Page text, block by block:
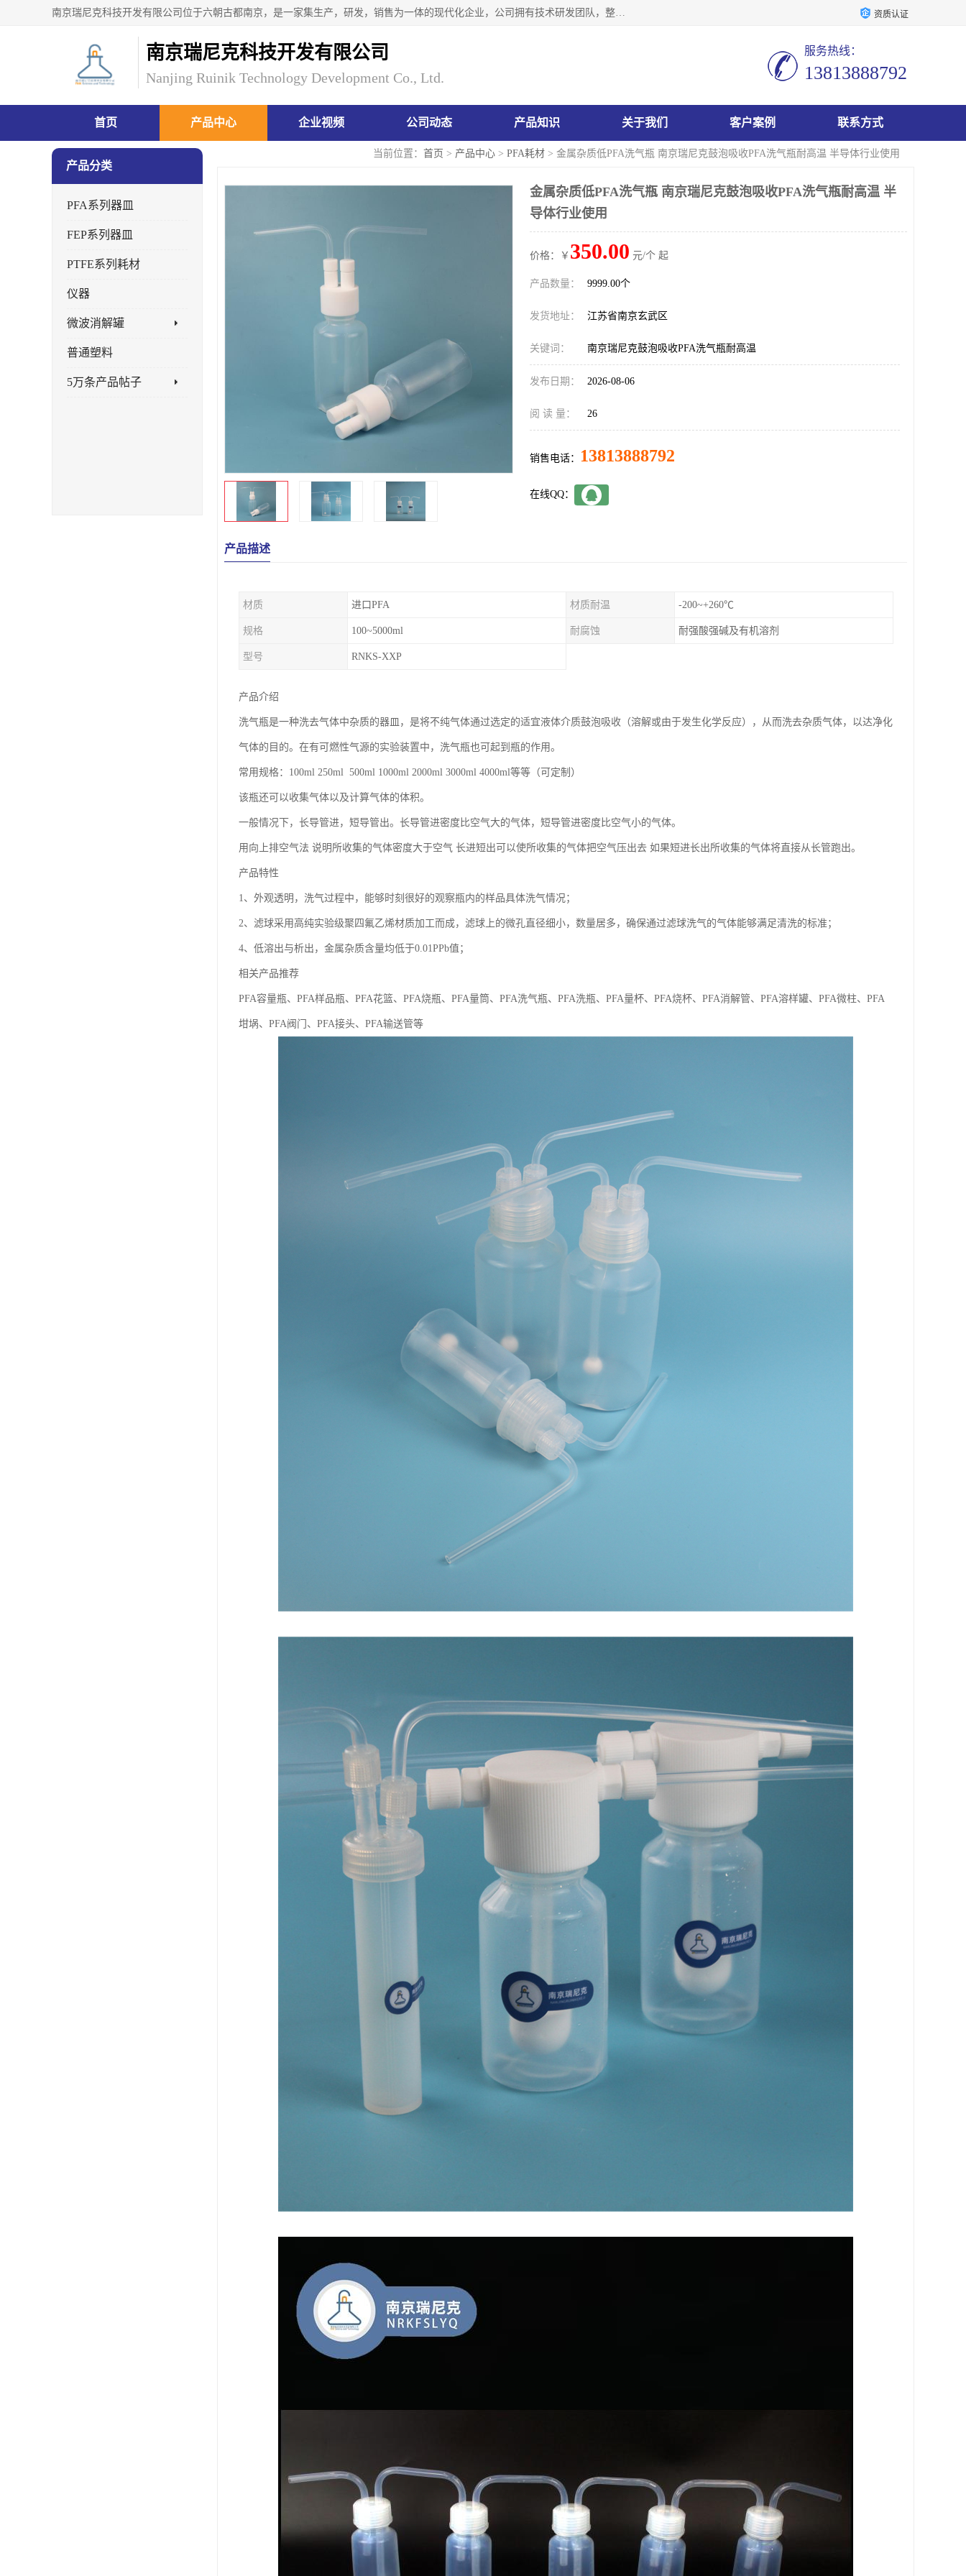
南京瑞尼克科技开发有限公司位于六朝古都南京，是一家集生产，研发，销售为一体的现代化企业，公司拥有技术研发团队，整洁明亮的厂房及的技术仪器设备，技术力量雄厚。公司长久以来一直坚持以生产研发国内完mei的痕量分析器皿为目标，客户满意的实验需求是我们永远的追求。长久以来与客户建立了良好的合作关系，在同行业中建立了自己的信誉与品牌。公司将一如既往的奋进不息，为客户带来为舒心的服务！ 资质认证
南京瑞尼克科技开发有限公司
Nanjing Ruinik Technology Development Co., Ltd.
服务热线：
13813888792
首页 产品中心 企业视频 公司动态 产品知识 关于我们 客户案例 联系方式
当前位置： 首页 > 产品中心 > PFA耗材 > 金属杂质低PFA洗气瓶 南京瑞尼克鼓泡吸收PFA洗气瓶耐高温 半导体行业使用
产品分类
PFA系列器皿
FEP系列器皿
PTFE系列耗材
仪器
微波消解罐
普通塑料
5万条产品帖子
金属杂质低PFA洗气瓶 南京瑞尼克鼓泡吸收PFA洗气瓶耐高温 半
导体行业使用
价格：￥ 350.00 元/个 起
产品数量： 9999.00个
发货地址： 江苏省南京玄武区
关键词： 南京瑞尼克鼓泡吸收PFA洗气瓶耐高温
发布日期： 2026-08-06
阅 读 量： 26
销售电话： 13813888792
在线QQ：
产品描述
材质 进口PFA 材质耐温 -200~+260℃
规格 100~5000ml 耐腐蚀 耐强酸强碱及有机溶剂
型号 RNKS-XXP
产品介绍
洗气瓶是一种洗去气体中杂质的器皿，是将不纯气体通过选定的适宜液体介质鼓泡吸收（溶解或由于发生化学反应），从而洗去杂质气体，以达净化
气体的目的。在有可燃性气源的实验装置中，洗气瓶也可起到瓶的作用。
常用规格：100ml 250ml 500ml 1000ml 2000ml 3000ml 4000ml等等（可定制）
该瓶还可以收集气体以及计算气体的体积。
一般情况下，长导管进，短导管出。长导管进密度比空气大的气体，短导管进密度比空气小的气体。
用向上排空气法 说明所收集的气体密度大于空气 长进短出可以使所收集的气体把空气压出去 如果短进长出所收集的气体将直接从长管跑出。
产品特性
1、外观透明，洗气过程中，能够时刻很好的观察瓶内的样品具体洗气情况；
2、滤球采用高纯实验级聚四氟乙烯材质加工而成，滤球上的微孔直径细小，数量居多，确保通过滤球洗气的气体能够满足清洗的标准；
4、低溶出与析出，金属杂质含量均低于0.01PPb值；
相关产品推荐
PFA容量瓶、PFA样品瓶、PFA花篮、PFA烧瓶、PFA量筒、PFA洗气瓶、PFA洗瓶、PFA量杯、PFA烧杯、PFA消解管、PFA溶样罐、PFA微柱、PFA
坩埚、PFA阀门、PFA接头、PFA输送管等